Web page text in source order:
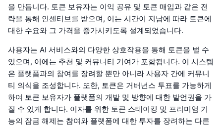
을 만듭니다. 토큰 보유자는 이익 공유 및 토큰 매입과 같은 전
략을 통해 인센티브를 받으며, 이는 시간이 지남에 따라 토큰에
대한 수요와 그 가격을 증가시키도록 설계되었습니다.
사용자는 AI 서비스와의 다양한 상호작용을 통해 토큰을 벌 수
있으며, 이에는 추천 및 커뮤니티 기여가 포함됩니다. 이 시스템
은 플랫폼과의 참여를 장려할 뿐만 아니라 사용자 간에 커뮤니
티 의식을 조성합니다. 또한, 토큰은 거버넌스 투표를 가능하게
하여 토큰 보유자가 플랫폼의 개발 및 방향에 대한 발언권을 가
질 수 있게 합니다. 이자를 위한 토큰 스테이킹 및 프리미엄 기
능의 잠금 해제는 참여와 플랫폼에 대한 투자를 장려하는 다른